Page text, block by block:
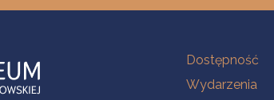
Na skróty
Dostępność
Wydarzenia